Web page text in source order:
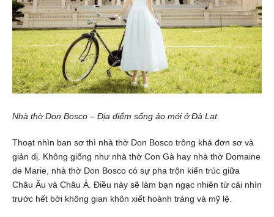
Nhà thờ Don Bosco – Địa điểm sống ảo mới ở Đà Lạt
Thoạt nhìn ban sơ thì nhà thờ Don Bosco trông khá đơn sơ và
giản dị. Không giống như nhà thờ Con Gà hay nhà thờ Domaine
de Marie, nhà thờ Don Bosco có sự pha trộn kiến trúc giữa
Châu Âu và Châu Á. Điều này sẽ làm bạn ngạc nhiên từ cái nhìn
trước hết bởi không gian khôn xiết hoành tráng và mỹ lệ.